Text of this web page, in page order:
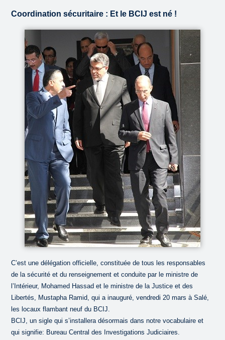
Coordination sécuritaire : Et le BCIJ est né !
C’est une délégation officielle, constituée de tous les responsables
de la sécurité et du renseignement et conduite par le ministre de
l’Intérieur, Mohamed Hassad et le ministre de la Justice et des
Libertés, Mustapha Ramid, qui a inauguré, vendredi 20 mars à Salé,
les locaux flambant neuf du BCIJ.
BCIJ, un sigle qui s’installera désormais dans notre vocabulaire et
qui signifie: Bureau Central des Investigations Judiciaires.